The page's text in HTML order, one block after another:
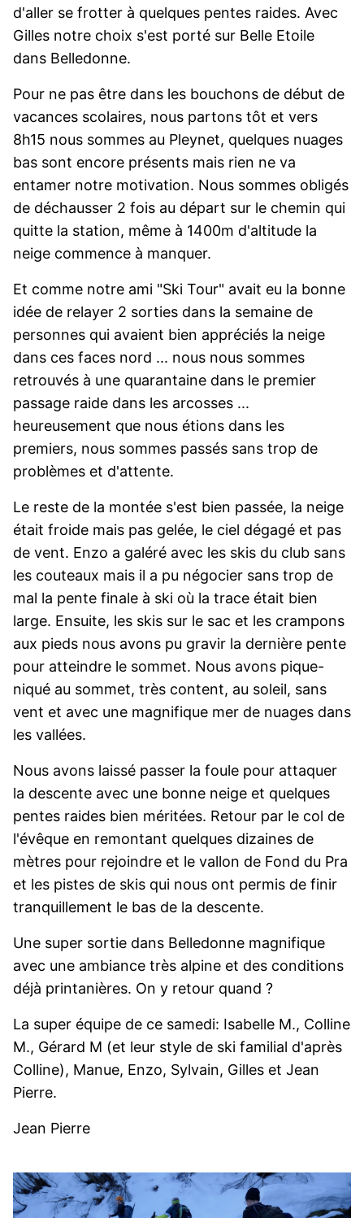
d'aller se frotter à quelques pentes raides. Avec
Gilles notre choix s'est porté sur Belle Etoile
dans Belledonne.
Pour ne pas être dans les bouchons de début de
vacances scolaires, nous partons tôt et vers
8h15 nous sommes au Pleynet, quelques nuages
bas sont encore présents mais rien ne va
entamer notre motivation. Nous sommes obligés
de déchausser 2 fois au départ sur le chemin qui
quitte la station, même à 1400m d'altitude la
neige commence à manquer.
Et comme notre ami "Ski Tour" avait eu la bonne
idée de relayer 2 sorties dans la semaine de
personnes qui avaient bien appréciés la neige
dans ces faces nord ... nous nous sommes
retrouvés à une quarantaine dans le premier
passage raide dans les arcosses ...
heureusement que nous étions dans les
premiers, nous sommes passés sans trop de
problèmes et d'attente.
Le reste de la montée s'est bien passée, la neige
était froide mais pas gelée, le ciel dégagé et pas
de vent. Enzo a galéré avec les skis du club sans
les couteaux mais il a pu négocier sans trop de
mal la pente finale à ski où la trace était bien
large. Ensuite, les skis sur le sac et les crampons
aux pieds nous avons pu gravir la dernière pente
pour atteindre le sommet. Nous avons pique-
niqué au sommet, très content, au soleil, sans
vent et avec une magnifique mer de nuages dans
les vallées.
Nous avons laissé passer la foule pour attaquer
la descente avec une bonne neige et quelques
pentes raides bien méritées. Retour par le col de
l'évêque en remontant quelques dizaines de
mètres pour rejoindre et le vallon de Fond du Pra
et les pistes de skis qui nous ont permis de finir
tranquillement le bas de la descente.
Une super sortie dans Belledonne magnifique
avec une ambiance très alpine et des conditions
déjà printanières. On y retour quand ?
La super équipe de ce samedi: Isabelle M., Colline
M., Gérard M (et leur style de ski familial d'après
Colline), Manue, Enzo, Sylvain, Gilles et Jean
Pierre.
Jean Pierre